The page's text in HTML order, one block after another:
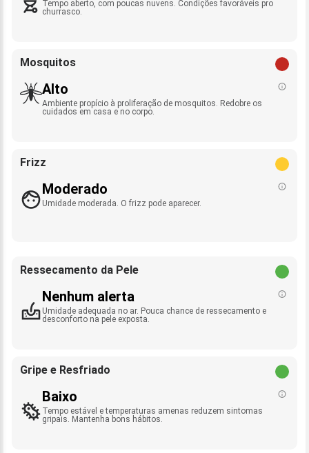
Tempo aberto, com poucas nuvens. Condições favoráveis pro
churrasco.
Mosquitos
Alto
Ambiente propício à proliferação de mosquitos. Redobre os
cuidados em casa e no corpo.
Frizz
Moderado
Umidade moderada. O frizz pode aparecer.
Ressecamento da Pele
Nenhum alerta
Umidade adequada no ar. Pouca chance de ressecamento e
desconforto na pele exposta.
Gripe e Resfriado
Baixo
Tempo estável e temperaturas amenas reduzem sintomas
gripais. Mantenha bons hábitos.